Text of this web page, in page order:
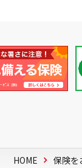
HOME 保険を